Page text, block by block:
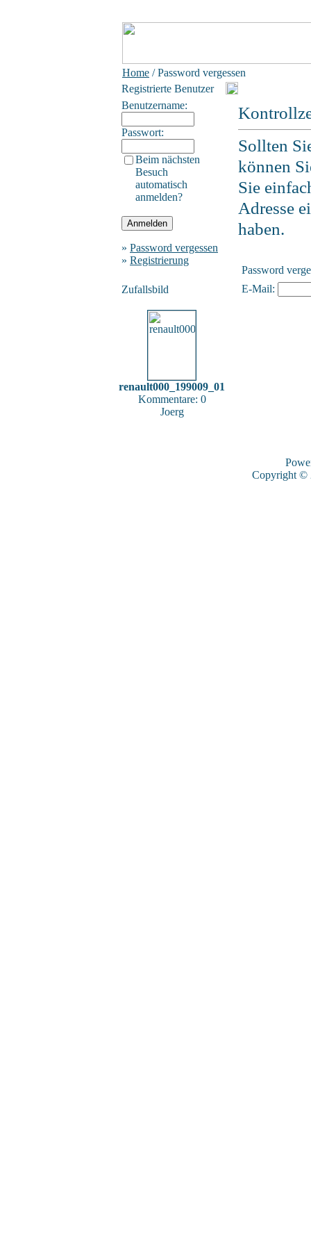
Home / Password vergessen
Registrierte Benutzer
Benutzername:
Passwort:
Beim nächsten
Besuch
automatisch
anmelden?
» Password vergessen
» Registrierung
Zufallsbild
renault000_199009_01
Kommentare: 0
Joerg
Sollten
können
Sie
Adresse
haben.
Password
E-Mail:
Copyright ©